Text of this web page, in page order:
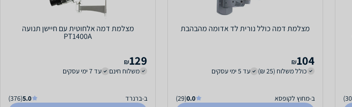
מצלמת דמה כולל נורית לד אדומה מהבהבת
104
₪
כולל משלוח (25 ₪)
עד 5 ימי עסקים
ב-מחוץ לקופסא 0.0
(29)
מצלמת דמה אלחוטית עם חיישן תנועה
PT1400A
129
₪
משלוח חינם
עד 7 ימי עסקים
ב-ברנרד 5.0
(376)